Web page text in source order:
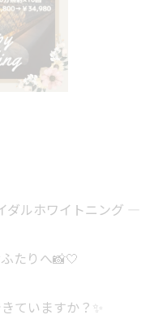
ダルホワイトニング ―
たりへ📸🤍
ていますか？✨